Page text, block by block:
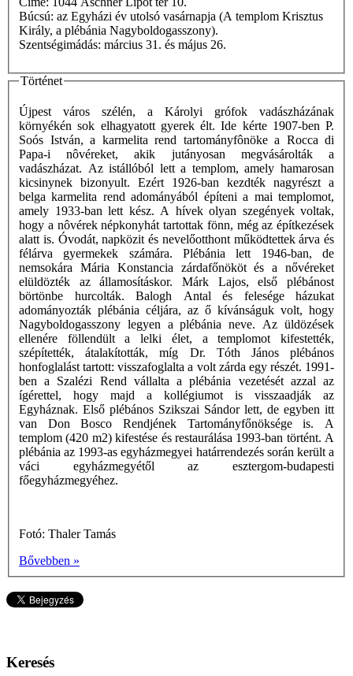
Búcsú: az Egyházi év utolsó vasárnapja (A templom Krisztus
Király, a plébánia Nagyboldogasszony).
Szentségimádás: március 31. és május 26.
Történet
Újpest város szélén, a Károlyi grófok vadászházának
környékén sok elhagyatott gyerek élt. Ide kérte 1907-ben P.
Soós István, a karmelita rend tartományfônöke a Rocca di
Papa-i nôvéreket, akik jutányosan megvásárolták a
vadászházat. Az istállóból lett a templom, amely hamarosan
kicsinynek bizonyult. Ezért 1926-ban kezdték nagyrészt a
belga karmelita rend adományából építeni a mai templomot,
amely 1933-ban lett kész. A hívek olyan szegények voltak,
hogy a nôvérek népkonyhát tartottak fönn, még az építkezések
alatt is. Óvodát, napközit és nevelőotthont működtettek árva és
félárva gyermekek számára. Plébánia lett 1946-ban, de
nemsokára Mária Konstancia zárdafőnököt és a nővéreket
elüldözték az államosításkor. Márk Lajos, első plébánost
börtönbe hurcolták. Balogh Antal és felesége házukat
adományozták plébánia céljára, az ő kívánságuk volt, hogy
Nagyboldogasszony legyen a plébánia neve. Az üldözések
ellenére föllendült a lelki élet, a templomot kifestették,
szépítették, átalakították, míg Dr. Tóth János plébános
honfoglalást tartott: visszafoglalta a volt zárda egy részét. 1991-
ben a Szalézi Rend vállalta a plébánia vezetését azzal az
ígérettel, hogy majd a kollégiumot is visszaadják az
Egyháznak. Első plébános Szikszai Sándor lett, de egyben itt
van Don Bosco Rendjének Tartományfőnöksége is. A
templom (420 m2) kifestése és restaurálása 1993-ban történt. A
plébánia az 1993-as egyházmegyei határrendezés során került a
váci egyházmegyétől az esztergom-budapesti
főegyházmegyéhez.
Fotó: Thaler Tamás
Bővebben »
Keresés